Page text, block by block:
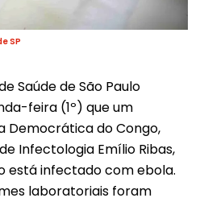
SP
Saúde de São Paulo
feira (1º) que um
Democrática do Congo,
Infectologia Emílio Ribas,
está infectado com ebola.
laboratoriais foram